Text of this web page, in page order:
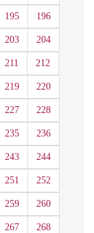
195 196
203 204
211 212
219 220
227 228
235 236
243 244
251 252
259 260
267 268